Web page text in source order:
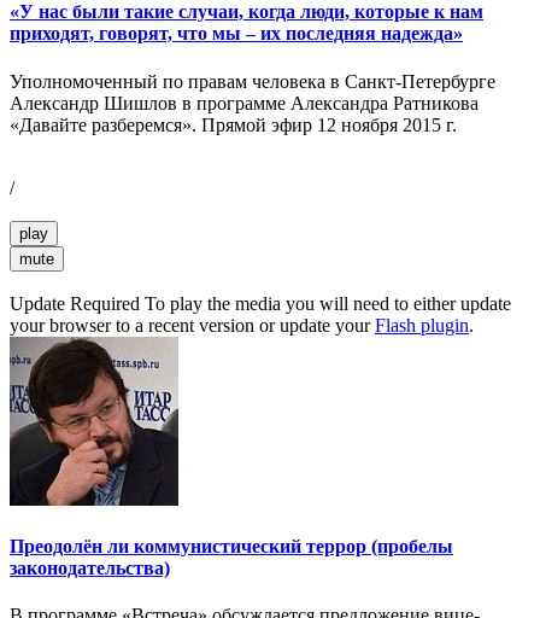
«У нас были такие случаи, когда люди, которые к нам
приходят, говорят, что мы – их последняя надежда»
Уполномоченный по правам человека в Санкт-Петербурге
Александр Шишлов в программе Александра Ратникова
«Давайте разберемся». Прямой эфир 12 ноября 2015 г.
/
play
mute
Update Required To play the media you will need to either update
your browser to a recent version or update yourFlash plugin.
Преодолён ли коммунистический террор (пробелы
законодательства)